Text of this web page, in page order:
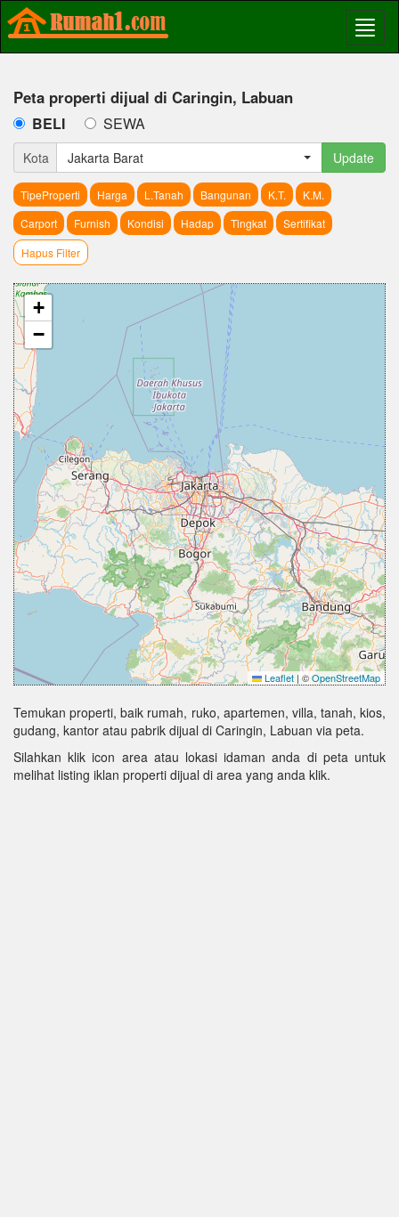
Peta properti dijual di Caringin, Labuan
BELI SEWA
Kota Jakarta Barat Update
TipeProperti Harga L.Tanah Bangunan K.T.
K.M.
Carport
Furnish Kondisi Hadap Tingkat
Sertifikat
Hapus Filter
+
−
Leaflet | ©OpenStreetMap
Temukan properti, baik rumah, ruko, apartemen, villa, tanah, kios,
gudang, kantor atau pabrik dijual di Caringin, Labuan via peta.
Silahkan klik icon area atau lokasi idaman anda di peta untuk
melihat listing iklan properti dijual di area yang anda klik.